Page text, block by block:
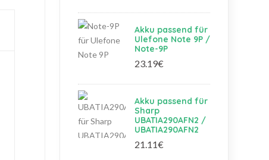
Akku passend für
Ulefone Note 9P /
Note-9P
23.19€
Akku passend für
Sharp
UBATIA290AFN2 /
UBATIA290AFN2
21.11€